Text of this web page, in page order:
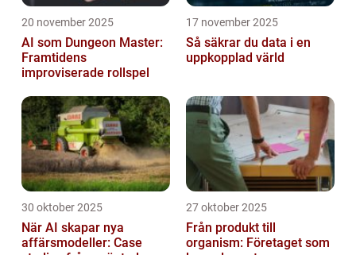
20 november 2025
AI som Dungeon Master:
Framtidens
improviserade rollspel
17 november 2025
Så säkrar du data i en
uppkopplad värld
30 oktober 2025
När AI skapar nya
affärsmodeller: Case
27 oktober 2025
Från produkt till
organism: Företaget som